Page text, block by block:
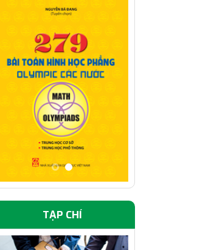
TẠP CHÍ